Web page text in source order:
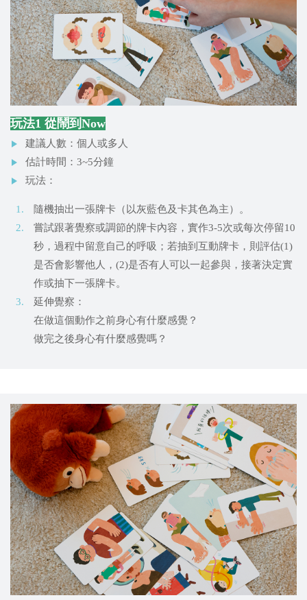
玩法1 從鬧到Now
建議人數：個人或多人
估計時間：3~5分鐘
玩法：
隨機抽出一張牌卡（以灰藍色及卡其色為主）。
嘗試跟著覺察或調節的牌卡內容，實作3-5次或每次停留10
秒，過程中留意自己的呼吸；若抽到互動牌卡，則評估(1)
是否會影響他人，(2)是否有人可以一起參與，接著決定實
作或抽下一張牌卡。
延伸覺察：
在做這個動作之前身心有什麼感覺？
做完之後身心有什麼感覺嗎？